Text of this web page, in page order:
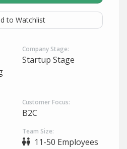
to Watchlist
Company Stage:
Startup Stage
Customer Focus:
B2C
Team Size:
11-50 Employees